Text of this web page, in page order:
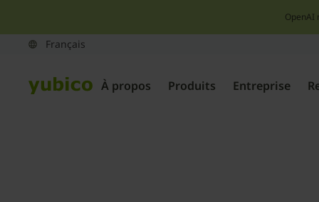
OpenAI
À propos Produits Entreprise